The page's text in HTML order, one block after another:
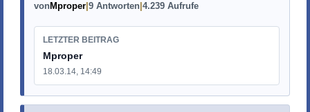
vonMproper 9 Antworten 4.239 Aufrufe
LETZTER BEITRAG
Mproper
18.03.14, 14:49